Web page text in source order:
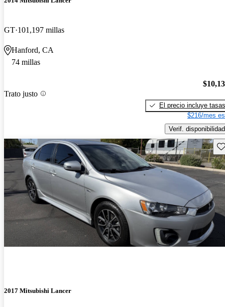
GT 101,197 millas
Hanford, CA
74 millas
Trato justo
El precio incluye tasas
$216/mes
Verif. disponibilidad
2017 Mitsubishi Lancer